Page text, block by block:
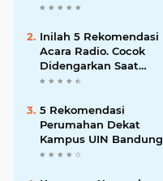
Inilah 5 Rekomendasi
Acara Radio. Cocok
Didengarkan Saat
Macet
5 Rekomendasi
Perumahan Dekat
Kampus UIN Bandung